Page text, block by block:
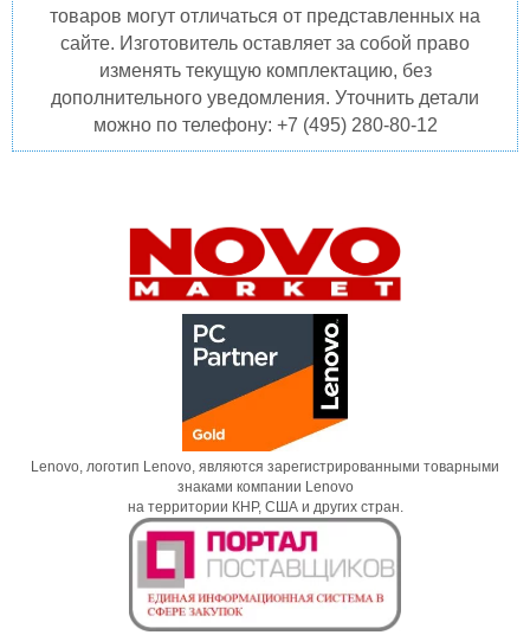
товаров могут отличаться от представленных на
сайте. Изготовитель оставляет за собой право
изменять текущую комплектацию, без
дополнительного уведомления. Уточнить детали
можно по телефону: +7 (495) 280-80-12
Lenovo, логотип Lenovo, являются зарегистрированными товарными
знаками компании Lenovo
на территории КНР, США и других стран.